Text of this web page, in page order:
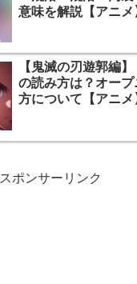
意味を解説【アニメ
【鬼滅の刃遊郭編】
の読み方は？オー
方について【アニメ
スポンサーリンク